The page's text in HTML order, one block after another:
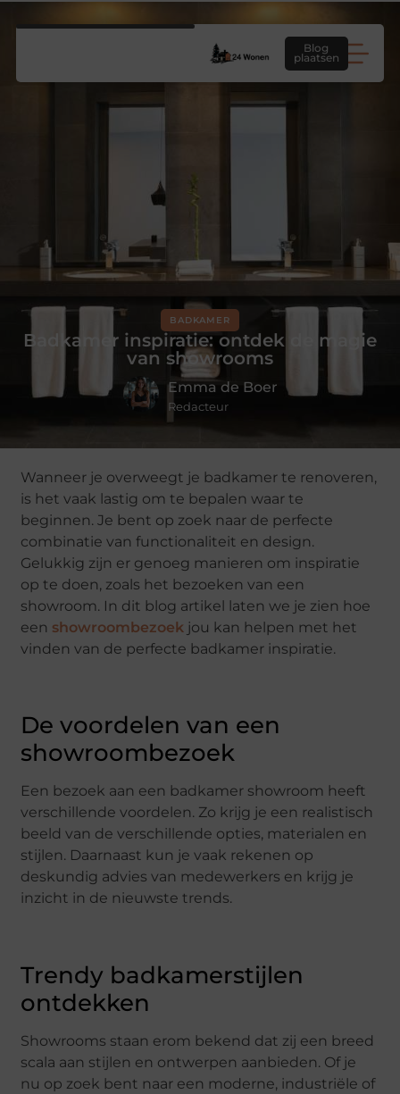
Blog
plaatsen
BADKAMER
Badkamer inspiratie: ontdek de magie
van showrooms
Emma de Boer
Redacteur
Wanneer je overweegt je badkamer te renoveren,
is het vaak lastig om te bepalen waar te
beginnen. Je bent op zoek naar de perfecte
combinatie van functionaliteit en design.
Gelukkig zijn er genoeg manieren om inspiratie
op te doen, zoals het bezoeken van een
showroom. In dit blog artikel laten we je zien hoe
een showroombezoek jou kan helpen met het
vinden van de perfecte badkamer inspiratie.
De voordelen van een
showroombezoek
Een bezoek aan een badkamer showroom heeft
verschillende voordelen. Zo krijg je een realistisch
beeld van de verschillende opties, materialen en
stijlen. Daarnaast kun je vaak rekenen op
deskundig advies van medewerkers en krijg je
inzicht in de nieuwste trends.
Trendy badkamerstijlen
ontdekken
Showrooms staan erom bekend dat zij een breed
scala aan stijlen en ontwerpen aanbieden. Of je
nu op zoek bent naar een moderne, industriële of